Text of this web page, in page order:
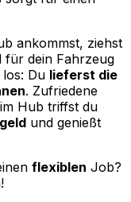
ankommst, ziehst
für dein Fahrzeug
los: Du lieferst die
. Zufriedene
Hub triffst du
und genießt
flexiblen Job?